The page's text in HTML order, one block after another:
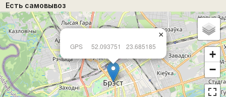
Есть самовывоз
GPS 52.093751 23.685185
×
+
−